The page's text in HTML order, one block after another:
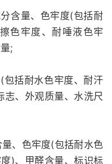
含量、色牢度(包括耐
色牢度、耐唾液色牢
;
括耐水色牢度、耐汗
、外观质量、水洗尺
、色牢度(包括耐水色
)、甲醛含量、标识标